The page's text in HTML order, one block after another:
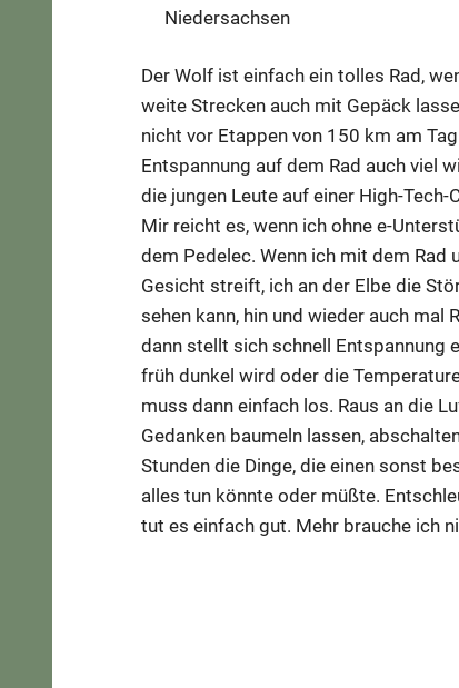
Niedersachsen
Der Wolf ist einfach ein tolles Rad,
weite Strecken auch mit Gepäck
nicht vor Etappen von 150 km am
Entspannung auf dem Rad auch viel
die jungen Leute auf einer High-
Mir reicht es, wenn ich ohne e-
dem Pedelec. Wenn ich mit dem
Gesicht streift, ich an der Elbe die
sehen kann, hin und wieder auch mal
dann stellt sich schnell Entspannung
früh dunkel wird oder die
muss dann einfach los. Raus an die
Gedanken baumeln lassen,
Stunden die Dinge, die einen sonst
alles tun könnte oder müßte.
tut es einfach gut. Mehr brauche ich